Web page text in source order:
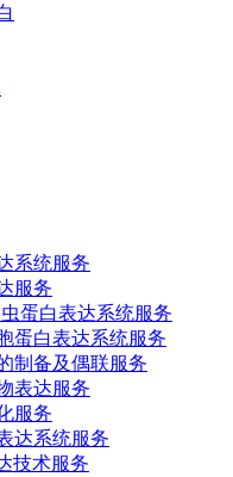
系统服务
服务
蛋白表达系统服务
蛋白表达系统服务
制备及偶联服务
表达服务
服务
达系统服务
技术服务